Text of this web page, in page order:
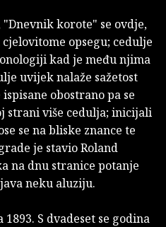
korote" se ovdje,
opsegu; cedulje
kad je među njima
uvijek nalaže sažetost
obostrano pa se
strani više cedulja; inicijali
se na bliske znance te
je stavio Roland
na dnu stranice potanje
neku aluziju.
S dvadeset se go­dina